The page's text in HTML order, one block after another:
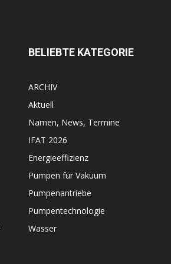
BELIEBTE KATEGORIE
ARCHIV
Aktuell
Namen, News, Termine
IFAT 2026
Energieeffizienz
Pumpen für Vakuum
Pumpenantriebe
Pumpentechnologie
Wasser